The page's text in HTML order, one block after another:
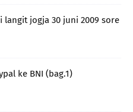
langit jogja 30 juni 2009 sore
ke BNI (bag.1)